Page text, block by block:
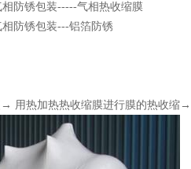
防锈包装-----气相热收缩膜
装---铝箔防锈
用热加热热收缩膜进行膜的热收缩